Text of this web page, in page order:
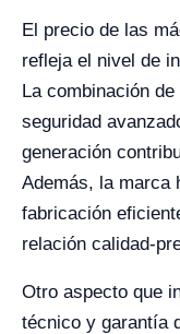
El precio de las
refleja el nivel de
La combinación
seguridad
generación
Además, la marca
fabricación
relación calidad-
Otro aspecto que
técnico y garantía